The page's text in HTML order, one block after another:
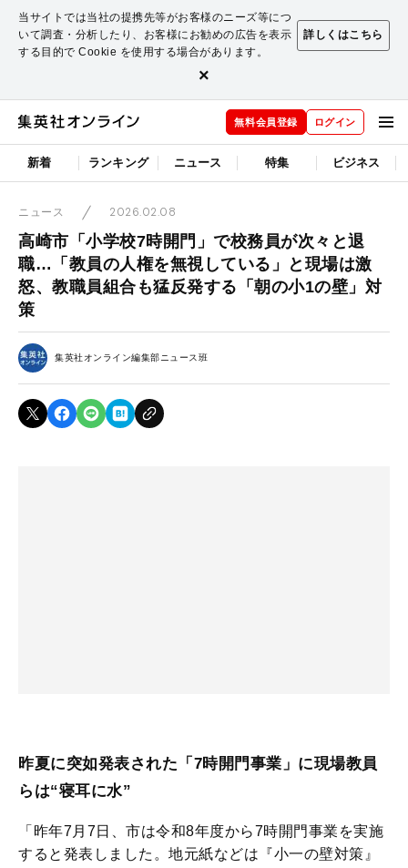
当サイトでは当社の提携先等がお客様のニーズ等につ
いて調査・分析したり、お客様にお勧めの広告を表示
する目的で Cookie を使用する場合があります。
詳しくはこちら
×
無料会員登録 ログイン
新着 ランキング ニュース 特集 ビジネス
ニュース 2026.02.08
高崎市「小学校7時開門」で校務員が次々と退
職…「教員の人権を無視している」と現場は激
怒、教職員組合も猛反発する「朝の小1の壁」対
策
集英社オンライン編集部ニュース班
昨夏に突如発表された「7時開門事業」に現場教員
らは“寝耳に水”
「昨年7月7日、市は令和8年度から7時開門事業を実施
すると発表しました。地元紙などは『小一の壁対策』